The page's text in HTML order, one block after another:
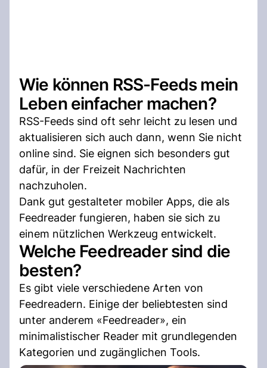
Wie können RSS-Feeds mein
Leben einfacher machen?
RSS-Feeds sind oft sehr leicht zu lesen und
aktualisieren sich auch dann, wenn Sie nicht
online sind. Sie eignen sich besonders gut
dafür, in der Freizeit Nachrichten
nachzuholen.
Dank gut gestalteter mobiler Apps, die als
Feedreader fungieren, haben sie sich zu
einem nützlichen Werkzeug entwickelt.
Welche Feedreader sind die
besten?
Es gibt viele verschiedene Arten von
Feedreadern. Einige der beliebtesten sind
unter anderem «Feedreader», ein
minimalistischer Reader mit grundlegenden
Kategorien und zugänglichen Tools.